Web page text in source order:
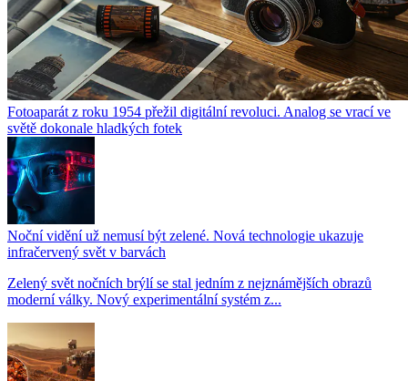
Fotoaparát z roku 1954 přežil digitální revoluci. Analog se vrací ve
světě dokonale hladkých fotek
Noční vidění už nemusí být zelené. Nová technologie ukazuje
infračervený svět v barvách
Zelený svět nočních brýlí se stal jedním z nejznámějších obrazů
moderní války. Nový experimentální systém z...